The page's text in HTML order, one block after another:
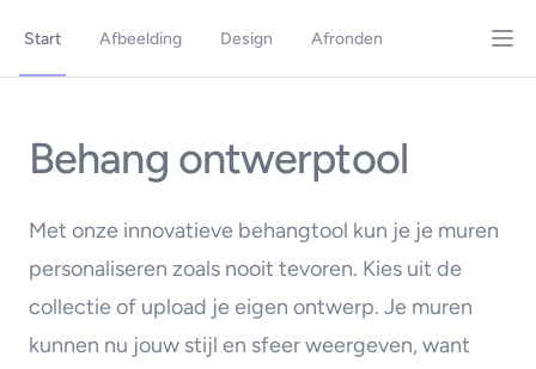
Start Afbeelding Design Afronden
Behang ontwerptool
Met onze innovatieve behangtool kun je je muren
personaliseren zoals nooit tevoren. Kies uit de
collectie of upload je eigen ontwerp. Je muren
kunnen nu jouw stijl en sfeer weergeven, want